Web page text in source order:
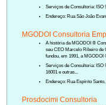
Serviços de Consultoria: ISO
Endereço: Rua São João
MGODOI Consultoria
A história da MGODOI ®
seu CEO Marcelo Ribeiro de
fundou, em 1991, a
Serviços de Consultoria: ISO
16001 e outras...
Endereço: Rua Espírito
Prosdocimi Consultoria